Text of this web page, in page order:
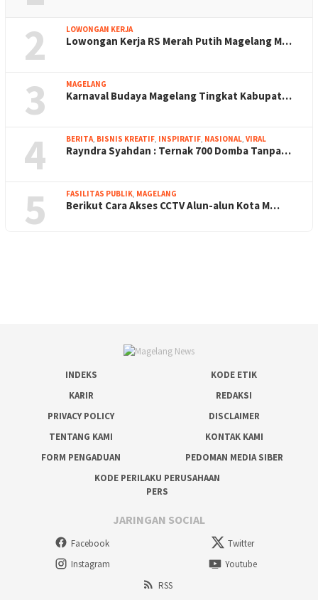
2 LOWONGAN KERJA
Lowongan Kerja RS Merah Putih Magelang M…
3 MAGELANG
Karnaval Budaya Magelang Tingkat Kabupat…
4 BERITA, BISNIS KREATIF, INSPIRATIF, NASIONAL, VIRAL
Rayndra Syahdan : Ternak 700 Domba Tanpa…
5 FASILITAS PUBLIK, MAGELANG
Berikut Cara Akses CCTV Alun-alun Kota M…
INDEKS
KODE ETIK
KARIR
REDAKSI
PRIVACY POLICY
DISCLAIMER
TENTANG KAMI
KONTAK KAMI
FORM PENGADUAN
PEDOMAN MEDIA SIBER
KODE PERILAKU PERUSAHAAN
PERS
JARINGAN SOCIAL
Facebook
Twitter
Instagram
Youtube
RSS